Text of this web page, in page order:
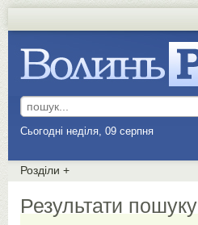
Сьогодні неділя, 09 серпня
Розділи +
Результати пошуку